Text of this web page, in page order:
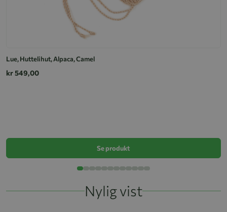
Lue, Huttelihut, Alpaca, Camel
kr 549,00
Se produkt
Nylig vist